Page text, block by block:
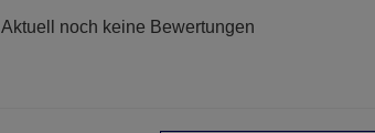
Aktuell noch keine Bewertungen